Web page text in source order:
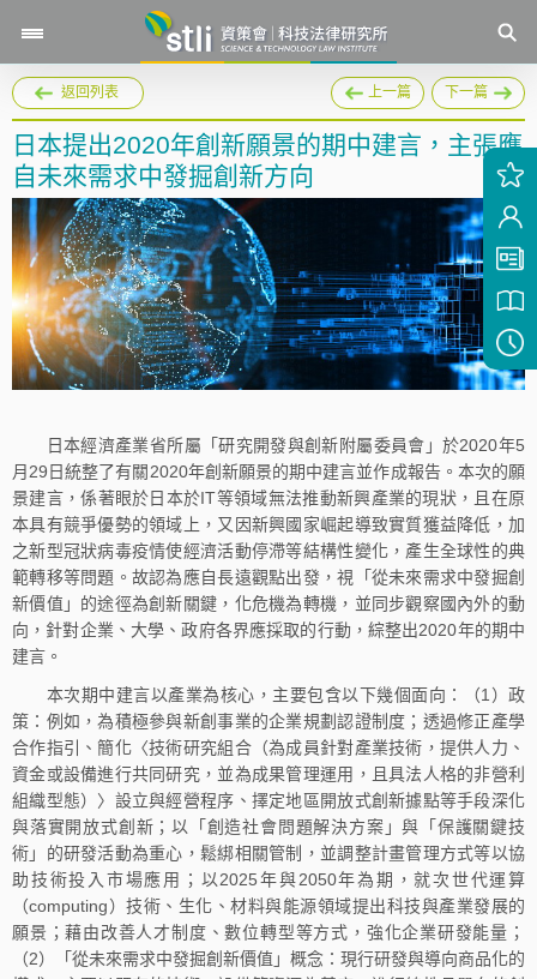
返回列表 上一篇 下一篇
日本提出2020年創新願景的期中建言，主張應
自未來需求中發掘創新方向
日本經濟產業省所屬「研究開發與創新附屬委員會」於2020年5
月29日統整了有關2020年創新願景的期中建言並作成報告。本次的願
景建言，係著眼於日本於IT等領域無法推動新興產業的現狀，且在原
本具有競爭優勢的領域上，又因新興國家崛起導致實質獲益降低，加
之新型冠狀病毒疫情使經濟活動停滯等結構性變化，產生全球性的典
範轉移等問題。故認為應自長遠觀點出發，視「從未來需求中發掘創
新價值」的途徑為創新關鍵，化危機為轉機，並同步觀察國內外的動
向，針對企業、大學、政府各界應採取的行動，綜整出2020年的期中
建言。
本次期中建言以產業為核心，主要包含以下幾個面向：（1）政
策：例如，為積極參與新創事業的企業規劃認證制度；透過修正產學
合作指引、簡化〈技術研究組合（為成員針對產業技術，提供人力、
資金或設備進行共同研究，並為成果管理運用，且具法人格的非營利
組織型態）〉設立與經營程序、擇定地區開放式創新據點等手段深化
與落實開放式創新；以「創造社會問題解決方案」與「保護關鍵技
術」的研發活動為重心，鬆綁相關管制，並調整計畫管理方式等以協
助技術投入市場應用；以2025年與2050年為期，就次世代運算
（computing）技術、生化、材料與能源領域提出科技與產業發展的
願景；藉由改善人才制度、數位轉型等方式，強化企業研發能量；
（2）「從未來需求中發掘創新價值」概念：現行研發與導向商品化的